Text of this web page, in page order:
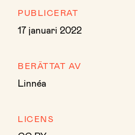
PUBLICERAT
17 januari 2022
BERÄTTAT AV
Linnéa
LICENS